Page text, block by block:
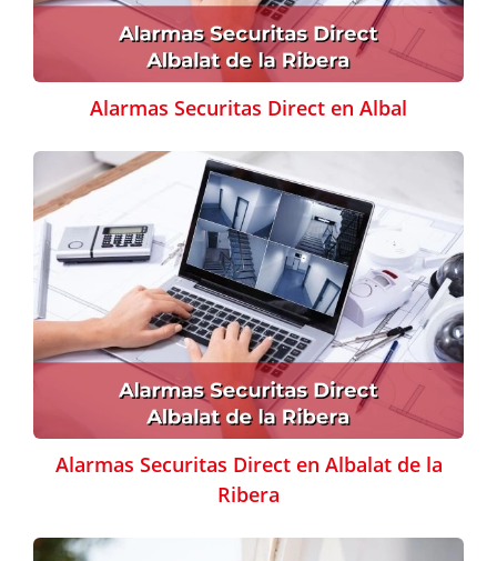
Alarmas Securitas Direct en Albal
Alarmas Securitas Direct en Albalat de la
Ribera